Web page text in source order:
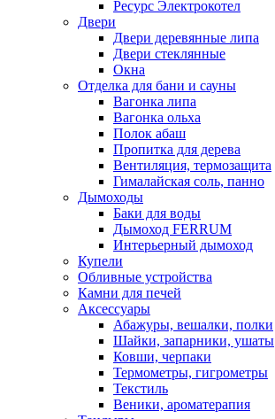
Ресурс Электрокотел
Двери
Двери деревянные липа
Двери стеклянные
Окна
Отделка для бани и сауны
Вагонка липа
Вагонка ольха
Полок абаш
Пропитка для дерева
Вентиляция, термозащита
Гималайская соль, панно
Дымоходы
Баки для воды
Дымоход FERRUM
Интерьерный дымоход
Купели
Обливные устройства
Камни для печей
Аксессуары
Абажуры, вешалки, полки
Шайки, запарники, ушаты
Ковши, черпаки
Термометры, гигрометры
Текстиль
Веники, ароматерапия